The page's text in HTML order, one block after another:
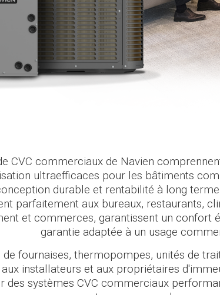
CVC commerciaux de Navien
ultraefficaces pour les bâtiments
durable et rentabilité à long
parfaitement aux bureaux, restaurants,
et commerces, garantissent un confort
garantie adaptée à un usage
fournaises, thermopompes, unités de
installateurs et aux propriétaires
des systèmes CVC commerciaux